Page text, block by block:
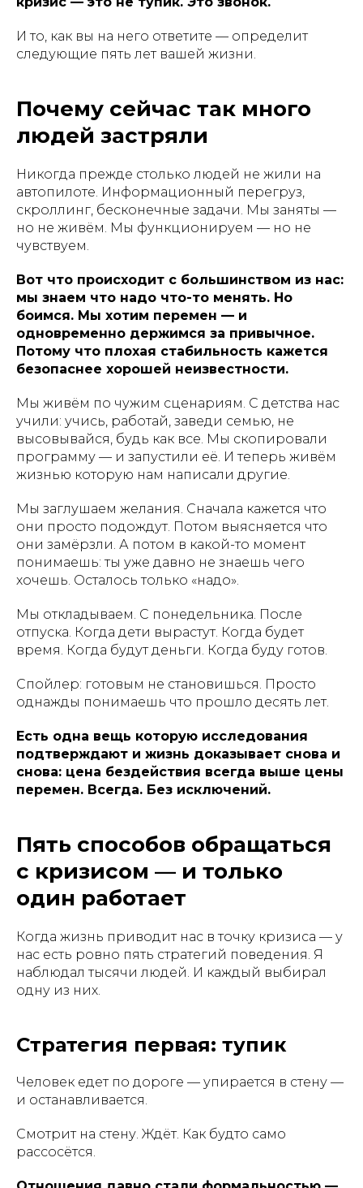
И то, как вы на него ответите — определит
следующие пять лет вашей жизни.
Почему сейчас так много
людей застряли
Никогда прежде столько людей не жили на
автопилоте. Информационный перегруз,
скроллинг, бесконечные задачи. Мы заняты —
но не живём. Мы функционируем — но не
чувствуем.
Вот что происходит с большинством из нас:
мы знаем что надо что-то менять. Но
боимся. Мы хотим перемен — и
одновременно держимся за привычное.
Потому что плохая стабильность кажется
безопаснее хорошей неизвестности.
Мы живём по чужим сценариям. С детства нас
учили: учись, работай, заведи семью, не
высовывайся, будь как все. Мы скопировали
программу — и запустили её. И теперь живём
жизнью которую нам написали другие.
Мы заглушаем желания. Сначала кажется что
они просто подождут. Потом выясняется что
они замёрзли. А потом в какой-то момент
понимаешь: ты уже давно не знаешь чего
хочешь. Осталось только «надо».
Мы откладываем. С понедельника. После
отпуска. Когда дети вырастут. Когда будет
время. Когда будут деньги. Когда буду готов.
Спойлер: готовым не становишься. Просто
однажды понимаешь что прошло десять лет.
Есть одна вещь которую исследования
подтверждают и жизнь доказывает снова и
снова: цена бездействия всегда выше цены
перемен. Всегда. Без исключений.
Пять способов обращаться
с кризисом — и только
один работает
Когда жизнь приводит нас в точку кризиса — у
нас есть ровно пять стратегий поведения. Я
наблюдал тысячи людей. И каждый выбирал
одну из них.
Стратегия первая: тупик
Человек едет по дороге — упирается в стену —
и останавливается.
Смотрит на стену. Ждёт. Как будто само
рассосётся.